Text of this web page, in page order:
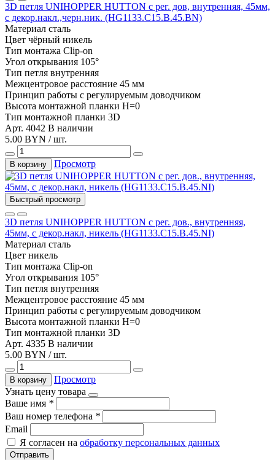
3D петля UNIHOPPER HUTTON с рег. дов, внутренняя, 45мм,
с декор.накл.,черн.ник. (HG1133.C15.B.45.BN)
Материал сталь
Цвет чёрный никель
Тип монтажа Clip-on
Угол открывания 105°
Тип петля внутренняя
Межцентровое расстояние 45 мм
Принцип работы с регулируемым доводчиком
Высота монтажной планки H=0
Тип монтажной планки 3D
Арт. 4042 В наличии
5.00 BYN / шт.
В корзину Просмотр
Быстрый просмотр
3D петля UNIHOPPER HUTTON с рег. дов., внутренняя,
45мм, с декор.накл, никель (HG1133.C15.B.45.NI)
Материал сталь
Цвет никель
Тип монтажа Clip-on
Угол открывания 105°
Тип петля внутренняя
Межцентровое расстояние 45 мм
Принцип работы с регулируемым доводчиком
Высота монтажной планки H=0
Тип монтажной планки 3D
Арт. 4335 В наличии
5.00 BYN / шт.
В корзину
Просмотр
Узнать цену товара
Ваше имя *
Ваш номер телефона *
Email
Я согласен на обработку персональных данных
Отправить